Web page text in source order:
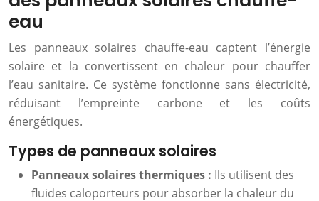
eau
Les panneaux solaires chauffe-eau captent l’énergie
solaire et la convertissent en chaleur pour chauffer
l’eau sanitaire. Ce système fonctionne sans électricité,
réduisant l’empreinte carbone et les coûts
énergétiques.
Types de panneaux solaires
Panneaux solaires thermiques : Ils utilisent des
fluides caloporteurs pour absorber la chaleur du